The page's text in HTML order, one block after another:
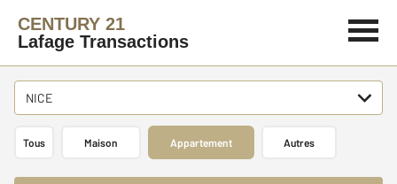
CENTURY 21
Lafage Transactions
NICE
Tous Maison Appartement Autres